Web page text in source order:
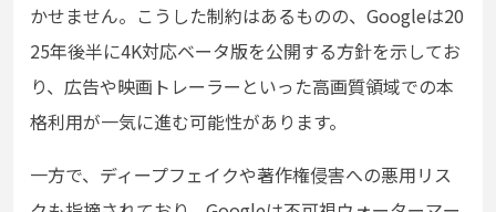
かせません。こうした制約はあるものの、Googleは20
25年後半に4K対応ベータ版を公開する方針を示してお
り、広告や映画トレーラーといった高画質領域での本
格利用が一気に進む可能性があります。
一方で、ディープフェイクや著作権侵害への悪用リス